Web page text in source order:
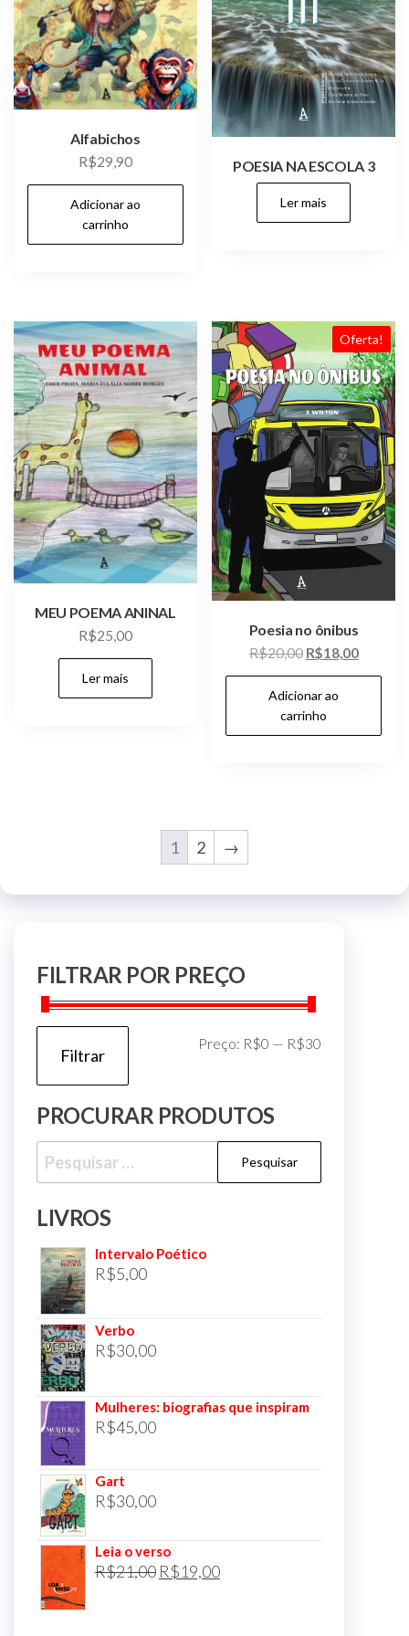
Alfabichos
R$29,90
Adicionar ao
carrinho
POESIA NA ESCOLA 3
Ler mais
MEU POEMA ANINAL
R$25,00
Ler mais
Oferta!
Poesia no ônibus
R$20,00 O
preço
original
era:
R$20,00.
R$18,00O
preço
Adicionar ao
carrinho
1 2 →
FILTRAR POR PREÇO
Filtrar
Preço: R$0 — R$30
PROCURAR PRODUTOS
Pesquisar
por:
LIVROS
Intervalo Poético
R$5,00
Verbo
R$30,00
Mulheres: biografias que inspiram
R$45,00
Gart
R$30,00
Leia o verso
R$21,00 O
R$19,00O